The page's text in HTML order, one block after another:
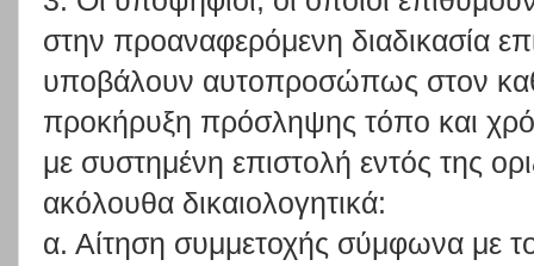
στην προαναφερόμενη διαδικασία
υποβάλουν αυτοπροσώπως στον
προκήρυξη πρόσληψης τόπο και
με συστημένη επιστολή εντός της
ακόλουθα δικαιολογητικά:
α. Αίτηση συμμετοχής σύμφωνα με